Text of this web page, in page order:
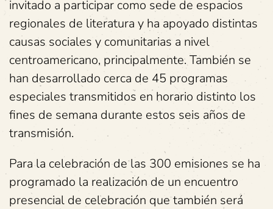
invitado a participar como sede de espacios
regionales de literatura y ha apoyado distintas
causas sociales y comunitarias a nivel
centroamericano, principalmente. También se
han desarrollado cerca de 45 programas
especiales transmitidos en horario distinto los
fines de semana durante estos seis años de
transmisión.
Para la celebración de las 300 emisiones se ha
programado la realización de un encuentro
presencial de celebración que también será